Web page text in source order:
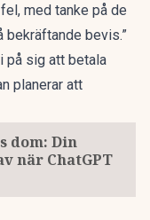
med tanke på de
bekräftande bevis.”
på sig att betala
planerar att
dom: Din
när ChatGPT